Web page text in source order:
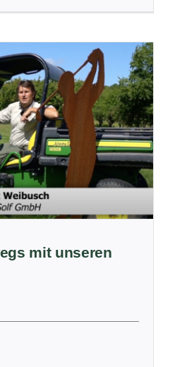
mit unseren